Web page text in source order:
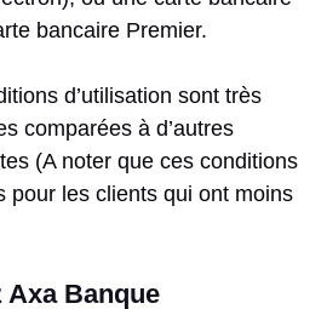
bancaire Premier.
d’utilisation sont très
comparées à d’autres
(A noter que ces conditions
pour les clients qui ont moins
Axa Banque